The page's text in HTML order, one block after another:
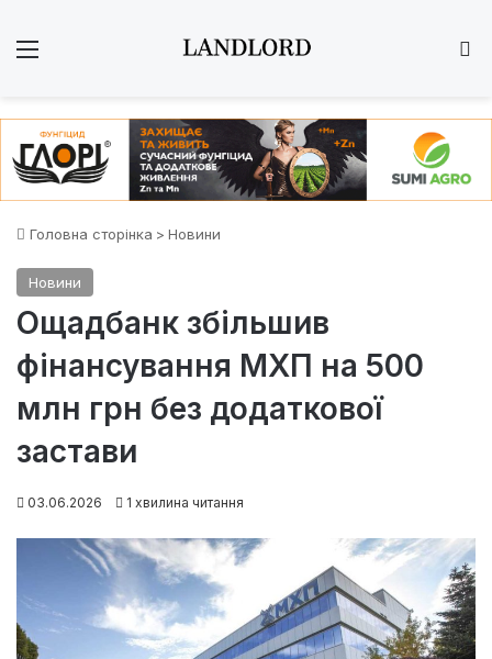
Головна сторінка > Новини
Новини
Ощадбанк збільшив
фінансування МХП на 500
млн грн без додаткової
застави
03.06.2026 1 хвилина читання